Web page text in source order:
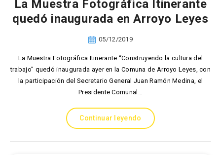
La Muestra Fotográfica Itinerante
quedó inaugurada en Arroyo Leyes
05/12/2019
La Muestra Fotográfica Itinerante “Construyendo la cultura del
trabajo” quedó inaugurada ayer en la Comuna de Arroyo Leyes, con
la participación del Secretario General Juan Ramón Medina, el
Presidente Comunal…
Continuar leyendo